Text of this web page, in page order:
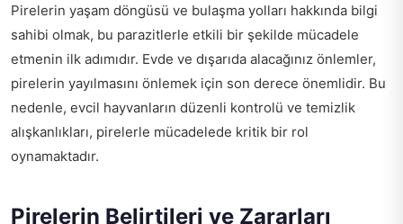
Pirelerin yaşam döngüsü ve bulaşma yolları hakkında bilgi
sahibi olmak, bu parazitlerle etkili bir şekilde mücadele
etmenin ilk adımıdır. Evde ve dışarıda alacağınız önlemler,
pirelerin yayılmasını önlemek için son derece önemlidir. Bu
nedenle, evcil hayvanların düzenli kontrolü ve temizlik
alışkanlıkları, pirelerle mücadelede kritik bir rol
oynamaktadır.
Pirelerin Belirtileri ve Zararları